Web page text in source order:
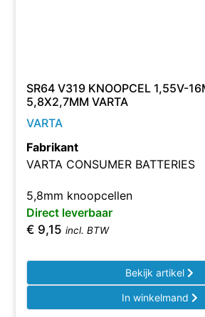
SR64 V319 KNOOPCEL 1,55V-
5,8X2,7MM VARTA
VARTA
Fabrikant
VARTA CONSUMER BATTERIES
5,8mm knoopcellen
Direct leverbaar
€ 9,15 incl. BTW
Bekijk artikel
In winkelmand